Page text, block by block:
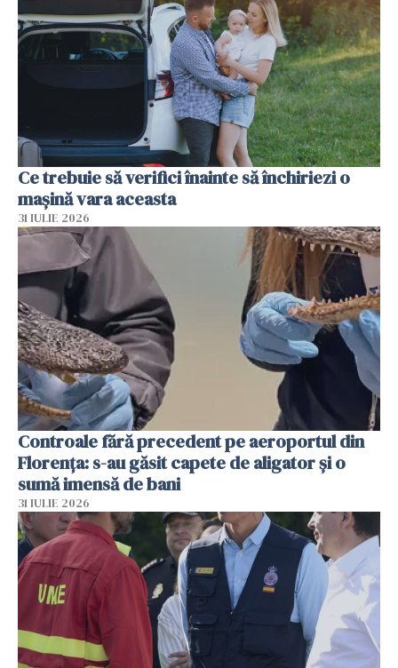
Ce trebuie să verifici înainte să închiriezi o
mașină vara aceasta
31 IULIE 2026
Controale fără precedent pe aeroportul din
Florența: s-au găsit capete de aligator și o
sumă imensă de bani
31 IULIE 2026